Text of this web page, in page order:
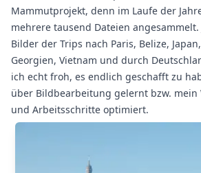
Mammutprojekt, denn im Laufe der
mehrere tausend Dateien
Bilder der Trips nach Paris, Belize,
Georgien, Vietnam und durch
ich echt froh, es endlich geschafft zu
über Bildbearbeitung gelernt bzw. mein
und Arbeitsschritte optimiert.